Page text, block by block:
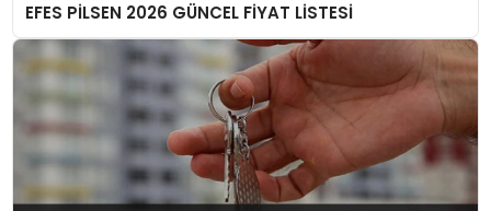
EFES PİLSEN 2026 GÜNCEL FİYAT LİSTESİ